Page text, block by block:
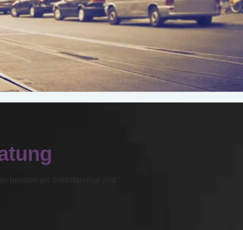
beraten wir Selbständige und